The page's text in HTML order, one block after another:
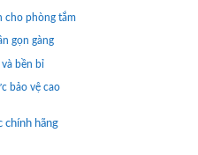
cho phòng tắm
gọn gàng
và bền bỉ
bảo vệ cao
chính hãng